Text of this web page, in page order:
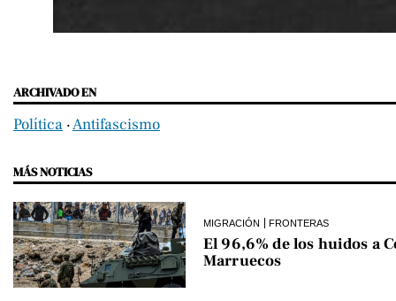
ARCHIVADO EN
Política ‧Antifascismo
MÁS NOTICIAS
MIGRACIÓN FRONTERAS
El 96,6% de los huidos a
Marruecos